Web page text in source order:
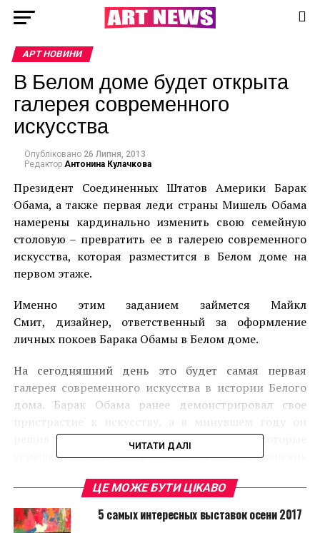
АРТ НОВИНИ
В Белом доме будет открыта
галерея современного
искусства
Опубліковано 26 Липня, 2013
Редактор Антонина Кулачкова
Президент Соединенных Штатов Америки Барак
Обама, а также первая леди страны Мишель Обама
намерены кардинально изменить свою семейную
столовую – превратить ее в галерею современного
искусства, которая разместится в Белом доме на
первом этаже.
Именно этим заданием займется Майкл
Смит, дизайнер, ответственный за оформление
личных покоев Барака Обамы в Белом доме.
На сегодняшний день это будет самая первая
галерея современного искусства в истории Белого
дома. Барак Обама ранее демонстрировал свое
решил пополнить коллекцию картин, которые
украшают стены резиденций американских
направлений, начиная с Эда Руши и заканчивая
Ричардом Дибенкорном. На данный момент в
здании Белого дома находятся картины таких
ЧИТАТИ ДАЛІ
ЦЕ МОЖЕ БУТИ ЦІКАВО
5 самых интересных выставок осени 2017